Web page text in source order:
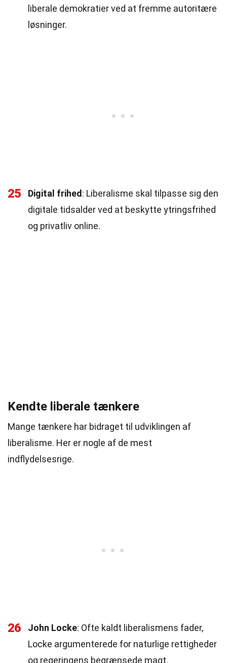
liberale demokratier ved at fremme autoritære
løsninger.
25 Digital frihed : Liberalisme skal tilpasse sig den
digitale tidsalder ved at beskytte ytringsfrihed
og privatliv online.
Kendte liberale tænkere
Mange tænkere har bidraget til udviklingen af
liberalisme. Her er nogle af de mest
indflydelsesrige.
26 John Locke: Ofte kaldt liberalismens fader,
Locke argumenterede for naturlige rettigheder
og regeringens begrænsede magt.